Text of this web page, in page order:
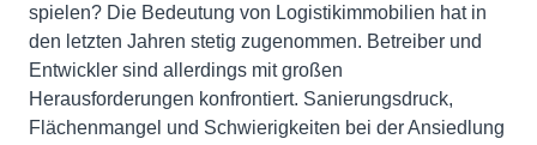
spielen? Die Bedeutung von Logistikimmobilien hat in
den letzten Jahren stetig zugenommen. Betreiber und
Entwickler sind allerdings mit großen
Herausforderungen konfrontiert. Sanierungsdruck,
Flächenmangel und Schwierigkeiten bei der Ansiedlung